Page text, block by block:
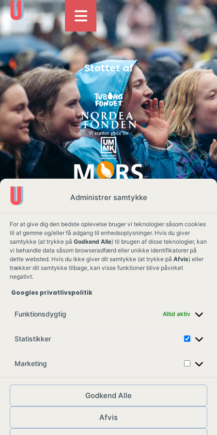
Administrer samtykke
For at give dig den bedste oplevelse bruger vi teknologier såsom cookies
til at gemme og/eller få adgang til enhedsoplysninger. Hvis du giver
samtykke (at trykke på Godkend Alle) til brugen af disse teknologier, kan
vi behandle data såsom browseradfærd eller unikke identifikatorer på
dette websted. Hvis du ikke giver dit samtykke (at trykke på Afvis) eller
trækker dit samtykke tilbage, kan visse funktioner blive påvirket
negativt.
Googles privatlivspolitik
Funktionsdygtig Altid aktiv
Statistikker
Marketing
Godkend Alle
Afvis
Støttet af
Ung Kult
Skovgade 17,
CVR: 41008547
© ungkult.dk - 2026 Allieret– din partner i